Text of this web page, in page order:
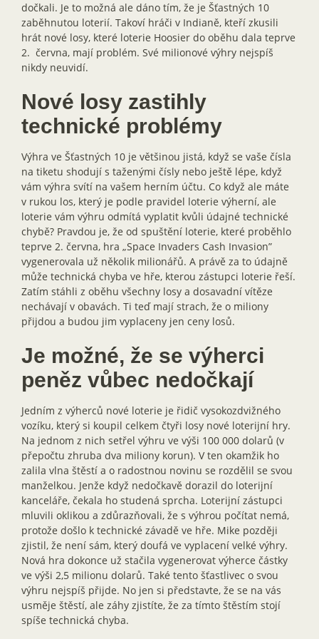
dočkali. Je to možná ale dáno tím, že je Šťastných 10
zaběhnutou loterií. Takoví hráči v Indianě, kteří zkusili
hrát nové losy, které loterie Hoosier do oběhu dala teprve
2. června, mají problém. Své milionové výhry nejspíš
nikdy neuvidí.
Nové losy zastihly
technické problémy
Výhra ve Šťastných 10 je většinou jistá, když se vaše čísla
na tiketu shodují s taženými čísly nebo ještě lépe, když
vám výhra svítí na vašem herním účtu. Co když ale máte
v rukou los, který je podle pravidel loterie výherní, ale
loterie vám výhru odmítá vyplatit kvůli údajné technické
chybě? Pravdou je, že od spuštění loterie, které proběhlo
teprve 2. června, hra „Space Invaders Cash Invasion”
vygenerovala už několik milionářů. A právě za to údajně
může technická chyba ve hře, kterou zástupci loterie řeší.
Zatím stáhli z oběhu všechny losy a dosavadní vítěze
nechávají v obavách. Ti teď mají strach, že o miliony
přijdou a budou jim vyplaceny jen ceny losů.
Je možné, že se výherci
peněz vůbec nedočkají
Jedním z výherců nové loterie je řidič vysokozdvižného
vozíku, který si koupil celkem čtyři losy nové loterijní hry.
Na jednom z nich setřel výhru ve výši 100 000 dolarů (v
přepočtu zhruba dva miliony korun). V ten okamžik ho
zalila vlna štěstí a o radostnou novinu se rozdělil se svou
manželkou. Jenže když nedočkavě dorazil do loterijní
kanceláře, čekala ho studená sprcha. Loterijní zástupci
mluvili oklikou a zdůrazňovali, že s výhrou počítat nemá,
protože došlo k technické závadě ve hře. Mike později
zjistil, že není sám, který doufá ve vyplacení velké výhry.
Nová hra dokonce už stačila vygenerovat výherce částky
ve výši 2,5 milionu dolarů. Také tento šťastlivec o svou
výhru nejspíš přijde. No jen si představte, že se na vás
usměje štěstí, ale záhy zjistíte, že za tímto štěstím stojí
spíše technická chyba.